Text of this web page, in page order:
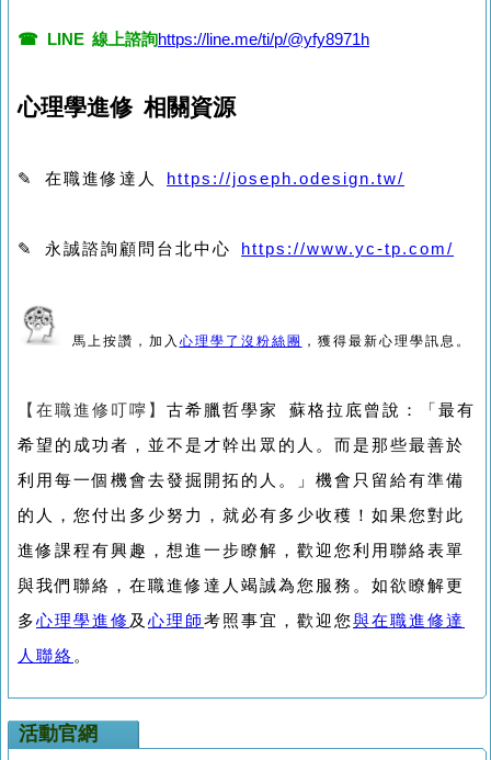
☎ LINE 線上諮詢https://line.me/ti/p/@yfy8971h
心理學進修 相關資源
✎ 在職進修達人 https://joseph.odesign.tw/
✎ 永誠諮詢顧問台北中心 https://www.yc-tp.com/
馬上按讚，加入 心理學了沒粉絲團 ，獲得最新心理學訊息。
【在職進修叮嚀】 古希臘哲學家 蘇格拉底曾說：「最有
希望的成功者，並不是才幹出眾的人。而是那些最善於
利用每一個機會去發掘開拓的人。」機會只留給有準備
的人，您付出多少努力，就必有多少收穫！如果您對此
進修課程有興趣，想進一步瞭解，歡迎您利用聯絡表單
與我們聯絡，在職進修達人竭誠為您服務。如欲瞭解更
多心理學進修 及 心理師考照事宜，歡迎您與在職進修達
人聯絡 。
活動官網